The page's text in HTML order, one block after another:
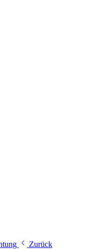
Zurück